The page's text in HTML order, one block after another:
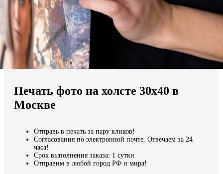
Мы доставляем по всему миру
Продолжить без города
Печать фото на холсте 30х40 в
Москве
Отправь в печать за пару кликов!
Согласования по электронной почте. Отвечаем за 24
часа!
Срок выполнения заказа: 1 сутки
Отправим в любой город РФ и мира!